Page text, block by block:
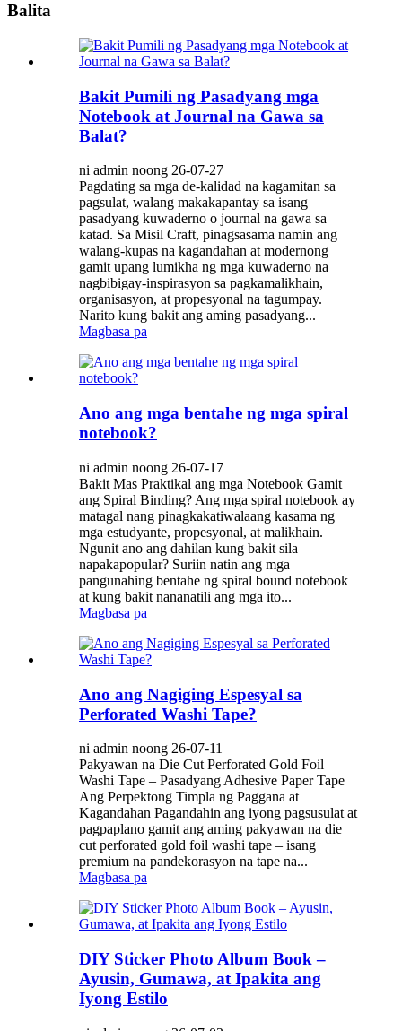
Balita
Bakit Pumili ng Pasadyang mga
Notebook at Journal na Gawa sa
Balat?
ni admin noong 26-07-27
Pagdating sa mga de-kalidad na kagamitan sa
pagsulat, walang makakapantay sa isang
pasadyang kuwaderno o journal na gawa sa
katad. Sa Misil Craft, pinagsasama namin ang
walang-kupas na kagandahan at modernong
gamit upang lumikha ng mga kuwaderno na
nagbibigay-inspirasyon sa pagkamalikhain,
organisasyon, at propesyonal na tagumpay.
Narito kung bakit ang aming pasadyang...
Magbasa pa
Ano ang mga bentahe ng mga spiral
notebook?
ni admin noong 26-07-17
Bakit Mas Praktikal ang mga Notebook Gamit
ang Spiral Binding? Ang mga spiral notebook ay
matagal nang pinagkakatiwalaang kasama ng
mga estudyante, propesyonal, at malikhain.
Ngunit ano ang dahilan kung bakit sila
napakapopular? Suriin natin ang mga
pangunahing bentahe ng spiral bound notebook
at kung bakit nananatili ang mga ito...
Magbasa pa
Ano ang Nagiging Espesyal sa
Perforated Washi Tape?
ni admin noong 26-07-11
Pakyawan na Die Cut Perforated Gold Foil
Washi Tape – Pasadyang Adhesive Paper Tape
Ang Perpektong Timpla ng Paggana at
Kagandahan Pagandahin ang iyong pagsusulat at
pagpaplano gamit ang aming pakyawan na die
cut perforated gold foil washi tape – isang
premium na pandekorasyon na tape na...
Magbasa pa
DIY Sticker Photo Album Book –
Ayusin, Gumawa, at Ipakita ang
Iyong Estilo